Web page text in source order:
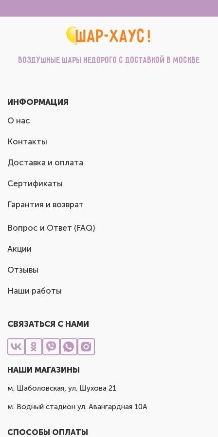
Воздушные шары недорого с доставкой в Москве
ИНФОРМАЦИЯ
О нас
Контакты
Доставка и оплата
Сертификаты
Гарантия и возврат
Вопрос и Ответ (FAQ)
Акции
Отзывы
Наши работы
СВЯЗАТЬСЯ С НАМИ
НАШИ МАГАЗИНЫ
м. Шаболовская, ул. Шухова 21
м. Водный стадион ул. Авангардная 10А
СПОСОБЫ ОПЛАТЫ